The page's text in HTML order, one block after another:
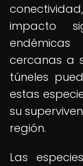
impacto
cercanas a
túneles
estas
su
región.
Las